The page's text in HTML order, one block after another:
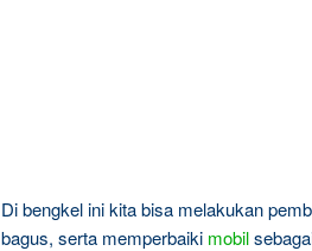
Di bengkel ini kita bisa melakukan
bagus, serta memperbaiki mobil